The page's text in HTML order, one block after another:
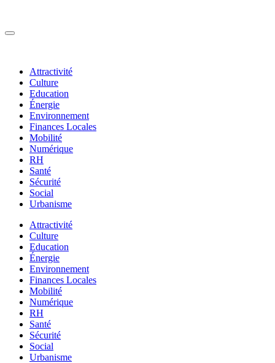
Attractivité
Culture
Education
Énergie
Environnement
Finances Locales
Mobilité
Numérique
RH
Santé
Sécurité
Social
Urbanisme
Attractivité
Culture
Education
Énergie
Environnement
Finances Locales
Mobilité
Numérique
RH
Santé
Sécurité
Social
Urbanisme